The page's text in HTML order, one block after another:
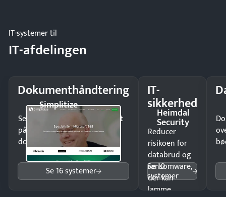
IT-systemer til
IT-afdelingen
Dokumenthåndtering
Simplitize
Send kontrakter til underskrift
på minutter og mist ingen
dokumenter.
Se 16 systemer
IT-
sikkerhed
Heimdal
Security
Reducer
risikoen for
databrud og
ransomware,
der kan
lamme
Se 10
systemer